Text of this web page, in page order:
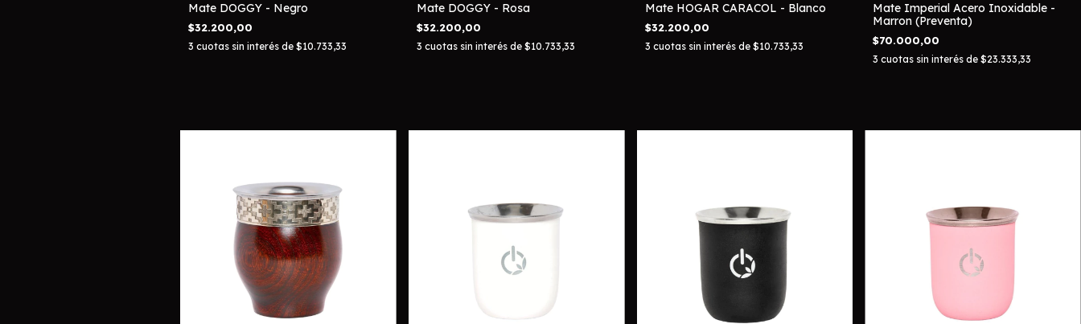
Mate DOGGY - Negro
$32.200,00
3 cuotas sin interés de $10.733,33
Mate DOGGY - Rosa
$32.200,00
3 cuotas sin interés de $10.733,33
Mate HOGAR CARACOL - Blanco
$32.200,00
3 cuotas sin interés de $10.733,33
Mate Imperial Acero Inoxidable -
Marron (Preventa)
$70.000,00
3 cuotas sin interés de$23.333,33